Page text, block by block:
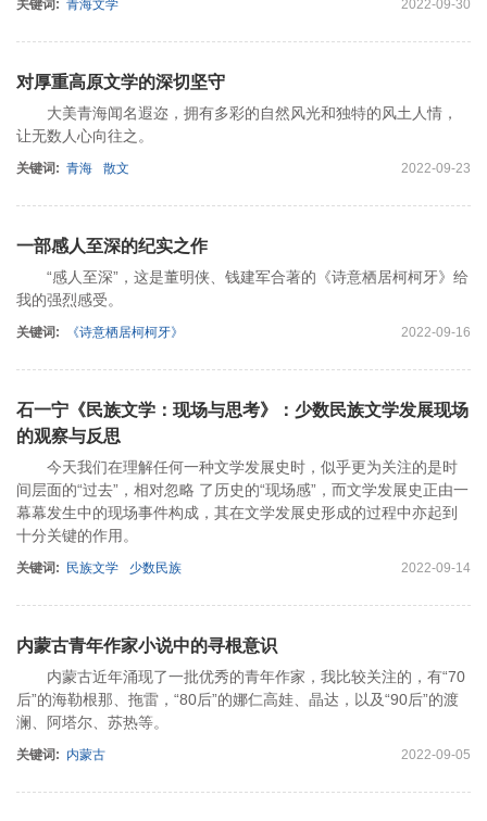
关键词: 青海文学 2022-09-30
对厚重高原文学的深切坚守
大美青海闻名遐迩，拥有多彩的自然风光和独特的风土人情，
让无数人心向往之。
关键词: 青海 散文 2022-09-23
一部感人至深的纪实之作
“感人至深”，这是董明侠、钱建军合著的《诗意栖居柯柯牙》给
我的强烈感受。
关键词: 《诗意栖居柯柯牙》 2022-09-16
石一宁《民族文学：现场与思考》：少数民族文学发展现场
的观察与反思
今天我们在理解任何一种文学发展史时，似乎更为关注的是时
间层面的“过去”，相对忽略 了历史的“现场感”，而文学发展史正由一
幕幕发生中的现场事件构成，其在文学发展史形成的过程中亦起到
十分关键的作用。
关键词: 民族文学 少数民族 2022-09-14
内蒙古青年作家小说中的寻根意识
内蒙古近年涌现了一批优秀的青年作家，我比较关注的，有“70
后”的海勒根那、拖雷，“80后”的娜仁高娃、晶达，以及“90后”的渡
澜、阿塔尔、苏热等。
关键词: 内蒙古 2022-09-05